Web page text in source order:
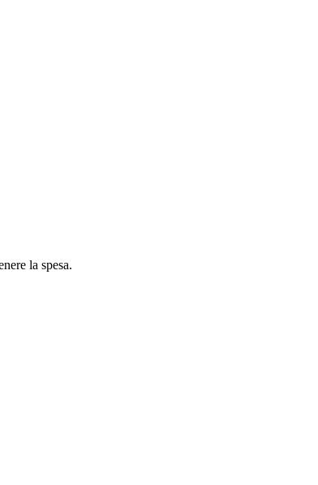
la spesa.